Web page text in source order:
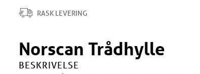
RASK LEVERING
Norscan Trådhylle
BESKRIVELSE